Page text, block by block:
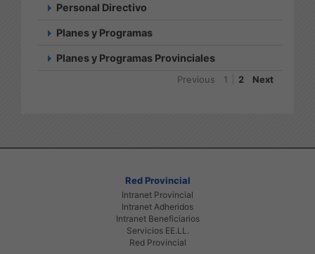
Personal Directivo
Planes y Programas
Planes y Programas Provinciales
Previous 1 2 Next
Red Provincial
Intranet Provincial
Intranet Adheridos
Intranet Beneficiarios
Servicios EE.LL.
Red Provincial